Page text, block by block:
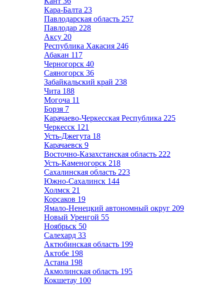
Кара-Балта 23
Павлодарская область 257
Павлодар 228
Аксу 20
Республика Хакасия 246
Абакан 117
Черногорск 40
Саяногорск 36
Забайкальский край 238
Чита 188
Могоча 11
Борзя 7
Карачаево-Черкесская Республика 225
Черкесск 121
Усть-Джегута 18
Карачаевск 9
Восточно-Казахстанская область 222
Усть-Каменогорск 218
Сахалинская область 223
Южно-Сахалинск 144
Холмск 21
Корсаков 19
Ямало-Ненецкий автономный округ 209
Новый Уренгой 55
Ноябрьск 50
Салехард 33
Актюбинская область 199
Актобе 198
Астана 198
Акмолинская область 195
Кокшетау 100